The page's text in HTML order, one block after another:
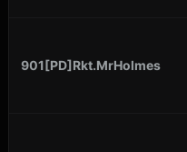
901[PD]Rkt.MrHolmes